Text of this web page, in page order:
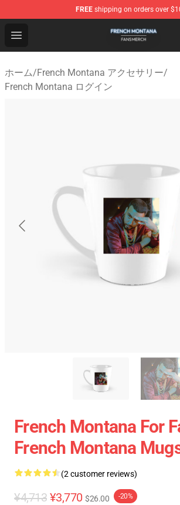
FREE shipping on orders over
Open menu
French Montana Shop - Official
ホーム/French Montana アクセサリー/
French Montana ログイン
French Montana For
French Montana
(2 customer reviews)
¥4,713 ¥3,770 $26.00 -20%